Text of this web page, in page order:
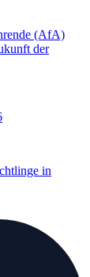
(AfA)
der
in